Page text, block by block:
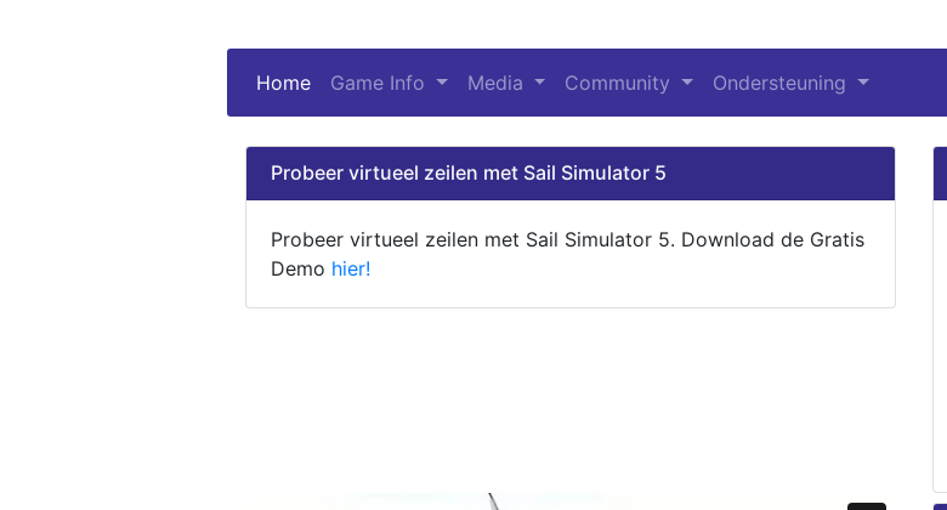
Home (current)
Game Info Media Community Ondersteuning
Probeer virtueel zeilen met Sail Simulator 5
Probeer virtueel zeilen met Sail Simulator 5. Download de Gratis
Demo hier!